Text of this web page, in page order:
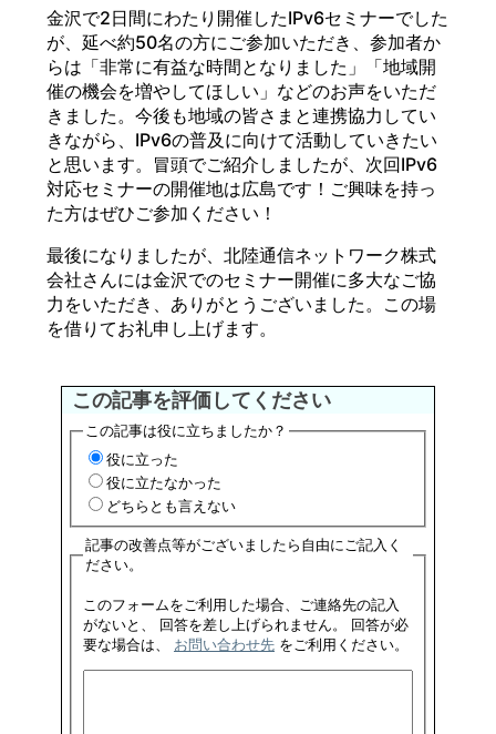
金沢で2日間にわたり開催したIPv6セミナーでした
が、延べ約50名の方にご参加いただき、参加者か
らは「非常に有益な時間となりました」「地域開
催の機会を増やしてほしい」などのお声をいただ
きました。今後も地域の皆さまと連携協力してい
きながら、IPv6の普及に向けて活動していきたい
と思います。冒頭でご紹介しましたが、次回IPv6
対応セミナーの開催地は広島です！ご興味を持っ
た方はぜひご参加ください！
最後になりましたが、北陸通信ネットワーク株式
会社さんには金沢でのセミナー開催に多大なご協
力をいただき、ありがとうございました。この場
を借りてお礼申し上げます。
この記事を評価してください
この記事は役に立ちましたか？
役に立った
役に立たなかった
どちらとも言えない
記事の改善点等がございましたら自由にご記入く
ださい。
このフォームをご利用した場合、ご連絡先の記入
がないと、 回答を差し上げられません。 回答が必
要な場合は、 お問い合わせ先 をご利用ください。